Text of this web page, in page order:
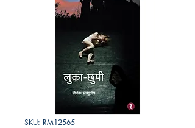
SKU: RM12565